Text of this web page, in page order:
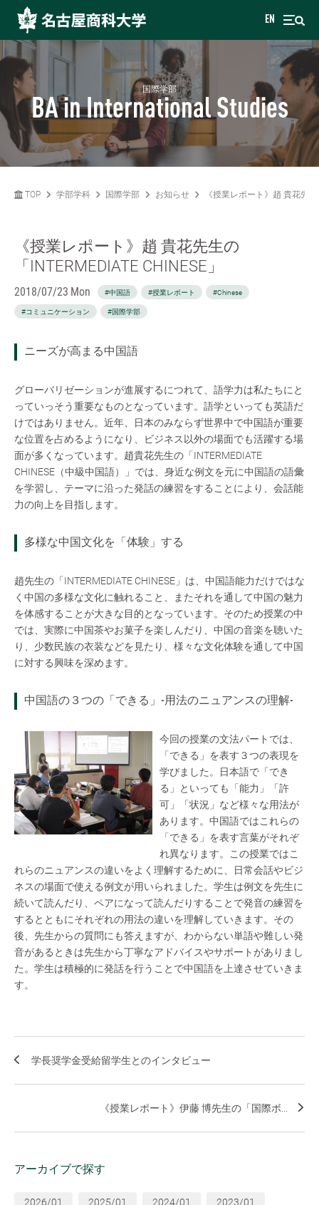
EN
国際学部
BA in International Studies
TOP 学部学科 国際学部 お知らせ 《授業レポート》趙 貴花先
《授業レポート》趙 貴花先生の
「INTERMEDIATE CHINESE」
2018/07/23 Mon #中国語 #授業レポート #Chinese
#コミュニケーション #国際学部
ニーズが高まる中国語
グローバリゼーションが進展するにつれて、語学力は私たちにと
っていっそう重要なものとなっています。語学といっても英語だ
けではありません。近年、日本のみならず世界中で中国語が重要
な位置を占めるようになり、ビジネス以外の場面でも活躍する場
面が多くなっています。趙貴花先生の「INTERMEDIATE
CHINESE（中級中国語）」では、身近な例文を元に中国語の語彙
を学習し、テーマに沿った発話の練習をすることにより、会話能
力の向上を目指します。
多様な中国文化を「体験」する
趙先生の「INTERMEDIATE CHINESE」は、中国語能力だけではな
く中国の多様な文化に触れること、またそれを通して中国の魅力
を体感することが大きな目的となっています。そのため授業の中
では、実際に中国茶やお菓子を楽しんだり、中国の音楽を聴いた
り、少数民族の衣装などを見たり、様々な文化体験を通して中国
に対する興味を深めます。
中国語の３つの「できる」-用法のニュアンスの理解-
今回の授業の文法パートでは、
「できる」を表す３つの表現を
学びました。日本語で「でき
る」といっても「能力」「許
可」「状況」など様々な用法が
あります。中国語ではこれらの
「できる」を表す言葉がそれぞ
れ異なります。この授業ではこ
れらのニュアンスの違いをよく理解するために、日常会話やビジ
ネスの場面で使える例文が用いられました。学生は例文を先生に
続いて読んだり、ペアになって読んだりすることで発音の練習を
するとともにそれぞれの用法の違いを理解していきます。その
後、先生からの質問にも答えますが、わからない単語や難しい発
音があるときは先生から丁寧なアドバイスやサポートがありまし
た。学生は積極的に発話を行うことで中国語を上達させていきま
す。
学長奨学金受給留学生とのインタビュー
《授業レポート》伊藤 博先生の「国際ボ...
アーカイブで探す
2026/01 2025/01 2024/01 2023/01